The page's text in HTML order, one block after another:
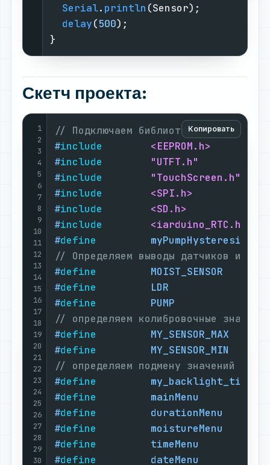
Serial. println (Sensor);
delay(500);
}
Скетч проекта:
Копировать
1
2
3
4
5
6
7
8
9
10
11
12
13
14
15
16
17
18
19
20
21
22
23
24
25
26
27
28
29
30
// Подключаем библиотеки:
#include
<EEPROM.h>
#include
"UTFT.h"
#include
"TouchScreen.h"
#include
<SPI.h>
#include
<SD.h>
#include
<iarduino_RTC.h>
#define
// Определяем выводы датчиков и
#define
#define
LDR
#define
PUMP
// определяем колибровочные
#define
#define
// определяем подмену значений для
#define
#define
#define
#define
#define
#define